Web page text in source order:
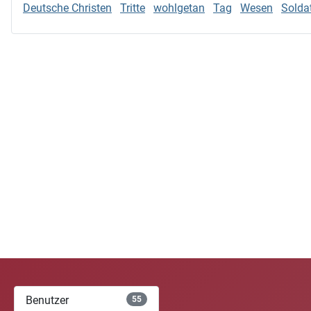
Deutsche Christen Tritte wohlgetan Tag Wesen
Benutzer 55